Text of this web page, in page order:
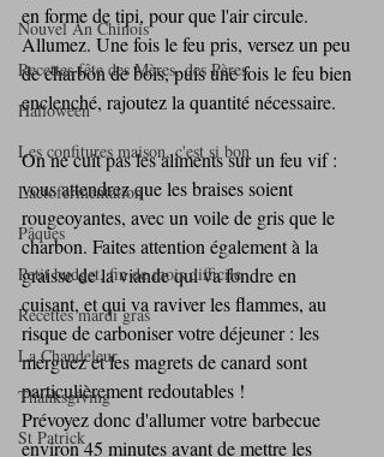
Nouvel An Chinois
Recettes fête des Mères, des Pères
Halloween
Les confitures maison, c'est si bon
Lactofermentation
Pâques
Petit budget, fin de mois difficile
Recettes mardi gras
La Chandeleur
Thanksgiving
St Patrick
en forme de tipi, pour que l'air circule.
Allumez. Une fois le feu pris, versez un peu
de charbon de bois, puis une fois le feu bien
enclenché, rajoutez la quantité nécessaire.
On ne cuit pas les aliments sur un feu vif :
vous attendrez que les braises soient
rougeoyantes, avec un voile de gris que le
charbon. Faites attention également à la
graisse de la viande qui va fondre en
cuisant, et qui va raviver les flammes, au
risque de carboniser votre déjeuner : les
merguez et les magrets de canard sont
particulièrement redoutables !
Prévoyez donc d'allumer votre barbecue
environ 45 minutes avant de mettre les